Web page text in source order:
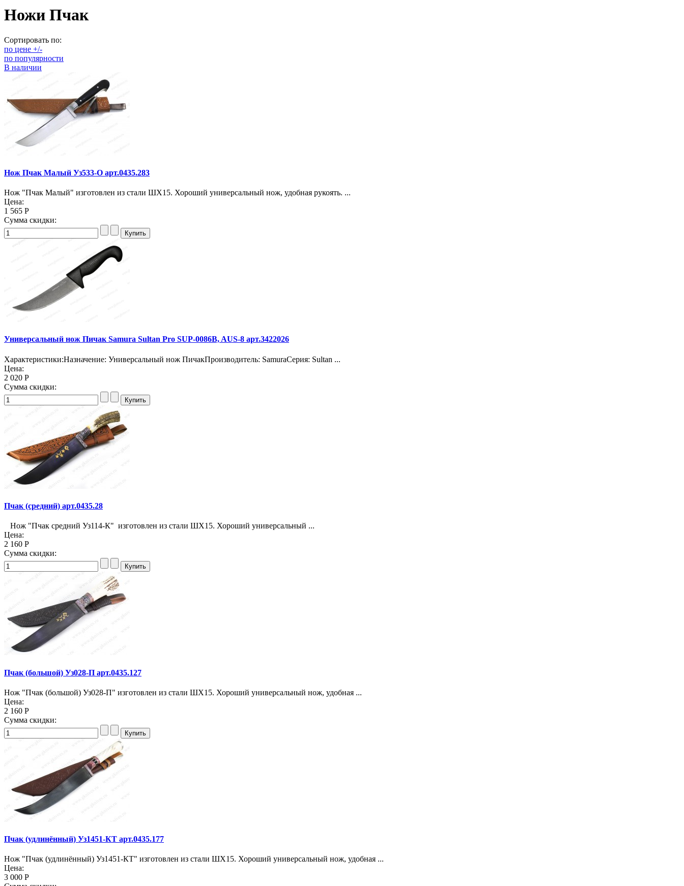
Ножи Пчак
Сортировать по:
по цене +/-
по популярности
В наличии
Нож Пчак Малый Уз533-О арт.0435.283
Нож "Пчак Малый" изготовлен из стали ШХ15. Хороший универсальный нож, удобная рукоять. ...
Цена:
1 565 Р
Сумма скидки:
Универсальный нож Пичак Samura Sultan Pro SUP-0086B, AUS-8 арт.3422026
Характеристики:Назначение: Универсальный нож ПичакПроизводитель: SamuraСерия: Sultan ...
Цена:
2 020 Р
Сумма скидки:
Пчак (средний) арт.0435.28
Нож "Пчак средний Уз114-К" изготовлен из стали ШХ15. Хороший универсальный ...
Цена:
2 160 Р
Сумма скидки:
Пчак (большой) Уз028-П арт.0435.127
Нож "Пчак (большой) Уз028-П" изготовлен из стали ШХ15. Хороший универсальный нож, удобная ...
Цена:
2 160 Р
Сумма скидки:
Пчак (удлинённый) Уз1451-КТ арт.0435.177
Нож "Пчак (удлинённый) Уз1451-КТ" изготовлен из стали ШХ15. Хороший универсальный нож, удобная ...
Цена:
3 000 Р